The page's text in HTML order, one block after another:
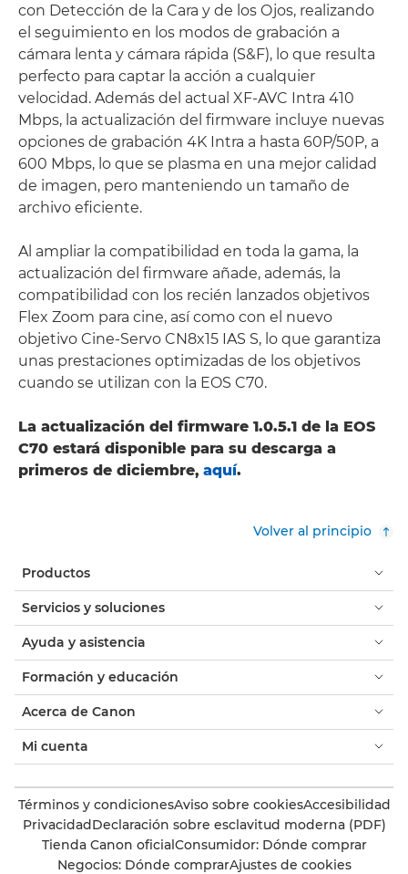
con Detección de la Cara y de los Ojos, realizando
el seguimiento en los modos de grabación a
cámara lenta y cámara rápida (S&F), lo que resulta
perfecto para captar la acción a cualquier
velocidad. Además del actual XF-AVC Intra 410
Mbps, la actualización del firmware incluye nuevas
opciones de grabación 4K Intra a hasta 60P/50P, a
600 Mbps, lo que se plasma en una mejor calidad
de imagen, pero manteniendo un tamaño de
archivo eficiente.
Al ampliar la compatibilidad en toda la gama, la
actualización del firmware añade, además, la
compatibilidad con los recién lanzados objetivos
Flex Zoom para cine, así como con el nuevo
objetivo Cine-Servo CN8x15 IAS S, lo que garantiza
unas prestaciones optimizadas de los objetivos
cuando se utilizan con la EOS C70.
La actualización del firmware 1.0.5.1 de la EOS
C70 estará disponible para su descarga a
primeros de diciembre, aquí.
Volver al principio
Productos
Servicios y soluciones
Ayuda y asistencia
Formación y educación
Acerca de Canon
Mi cuenta
Términos y condicionesAviso sobre cookiesAccesibilidad
PrivacidadDeclaración sobre esclavitud moderna (PDF)
Tienda Canon oficialConsumidor: Dónde comprar
Negocios: Dónde comprarAjustes de cookies